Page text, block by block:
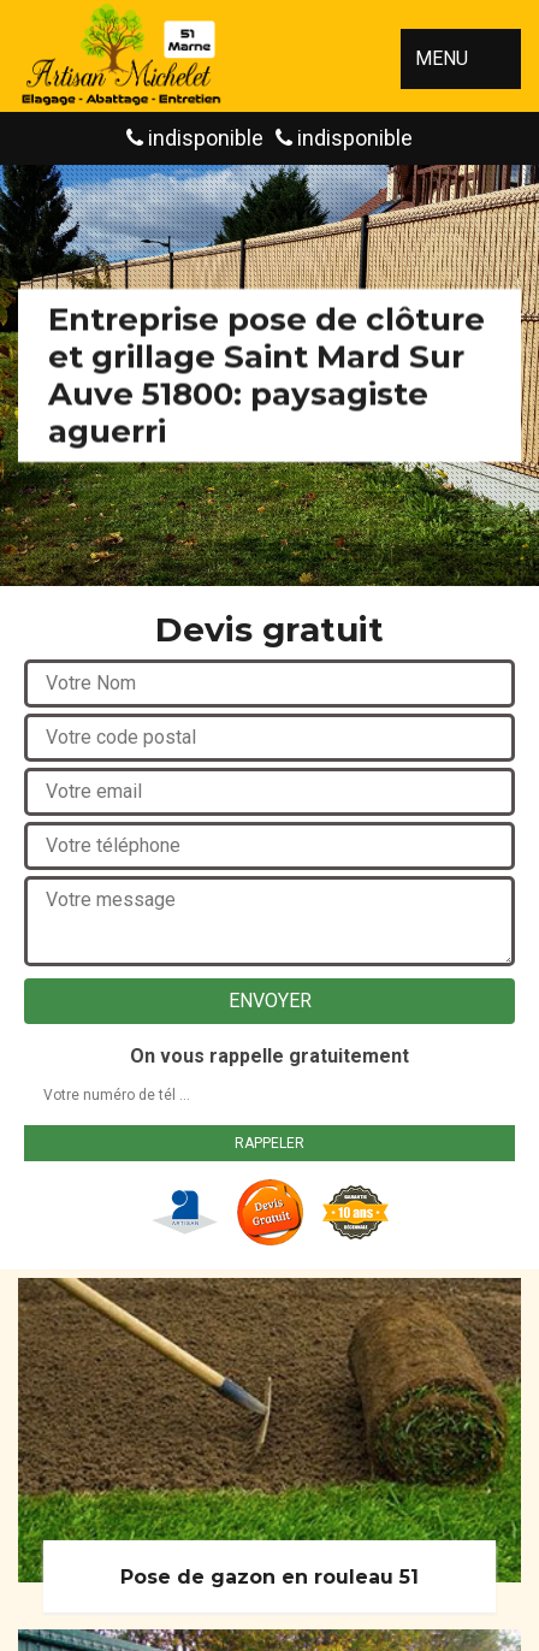
MENU
indisponible indisponible
Entreprise pose de clôture
et grillage Saint Mard Sur
Auve 51800: paysagiste
aguerri
Devis gratuit
On vous rappelle gratuitement
Pose de gazon en rouleau 51